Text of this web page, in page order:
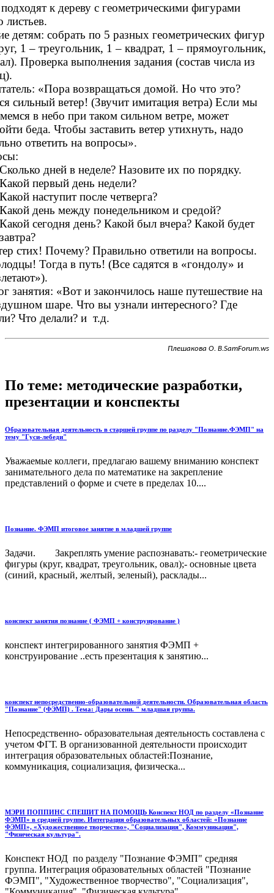
к дереву с геометрическими фигурами
листьев.
детям: собрать по 5 разных геометрических фигур
1 – треугольник, 1 – квадрат, 1 – прямоугольник,
Проверка выполнения задания (состав числа из
«Пора возвращаться домой. Но что это?
сильный ветер! (Звучит имитация ветра) Если мы
в небо при таком сильном ветре, может
беда. Чтобы заставить ветер утихнуть, надо
ответить на вопросы».
Сколько дней в неделе? Назовите их по порядку.
Какой первый день недели?
Какой наступит после четверга?
Какой день между понедельником и средой?
Какой сегодня день? Какой был вчера? Какой будет
завтра?
стих! Почему? Правильно ответили на вопросы.
Тогда в путь! (Все садятся в «гондолу» и
занятия: «Вот и закончилось наше путешествие на
шаре. Что вы узнали интересного? Где
Что делали? и т.д.
Плешакова О. В.SamForum.ws
По теме: методические разработки,
презентации и конспекты
Образовательная деятельность в старшей группе по разделу "Познание.ФЭМП" на
тему "Гуси-лебеди"
Уважаемые коллеги, предлагаю вашему вниманию конспект
занимательного дела по математике на закрепление
представлений о форме и счете в пределах 10....
Познание. ФЭМП итоговое занятие в младшей группе
Задачи. Закреплять умение распознавать:- геометрические
фигуры (круг, квадрат, треугольник, овал);- основные цвета
(синий, красный, желтый, зеленый), расклады...
конспект занятия познание ( ФЭМП + конструирование )
конспект интегрированного занятия ФЭМП +
конструирование ..есть презентация к занятию...
конспект непосредственно-образовательной деятельности. Образовательная область
"Познание" (ФЭМП) . Тема: Дары осени. " младшая группа.
Непосредственно- образовательная деятельность составлена с
учетом ФГТ. В организованной деятельности происходит
интеграция образовательных областей:Познание,
коммуникация, социализация, физическа...
МЭРИ ПОППИНС СПЕШИТ НА ПОМОЩЬ Конспект НОД по разделу «Познание
ФЭМП» в средней группе. Интеграция образовательных областей: «Познание
ФЭМП», «Художественное творчество», "Социализация", Коммуникация",
"Физическая культура".
Конспект НОД по разделу "Познание ФЭМП" средняя
группа. Интеграция образовательных областей "Познание
ФЭМП", "Художественное творчество", "Социализация",